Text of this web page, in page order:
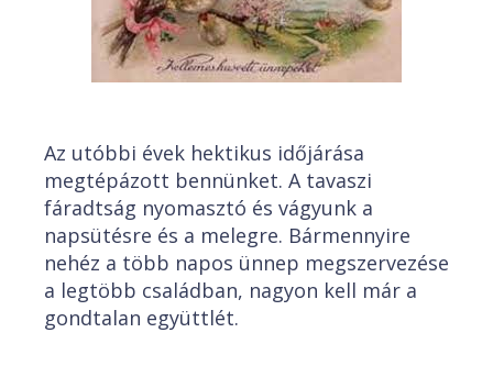
Az utóbbi évek hektikus időjárása
megtépázott bennünket. A tavaszi
fáradtság nyomasztó és vágyunk a
napsütésre és a melegre. Bármennyire
nehéz a több napos ünnep megszervezése
a legtöbb családban, nagyon kell már a
gondtalan együttlét.